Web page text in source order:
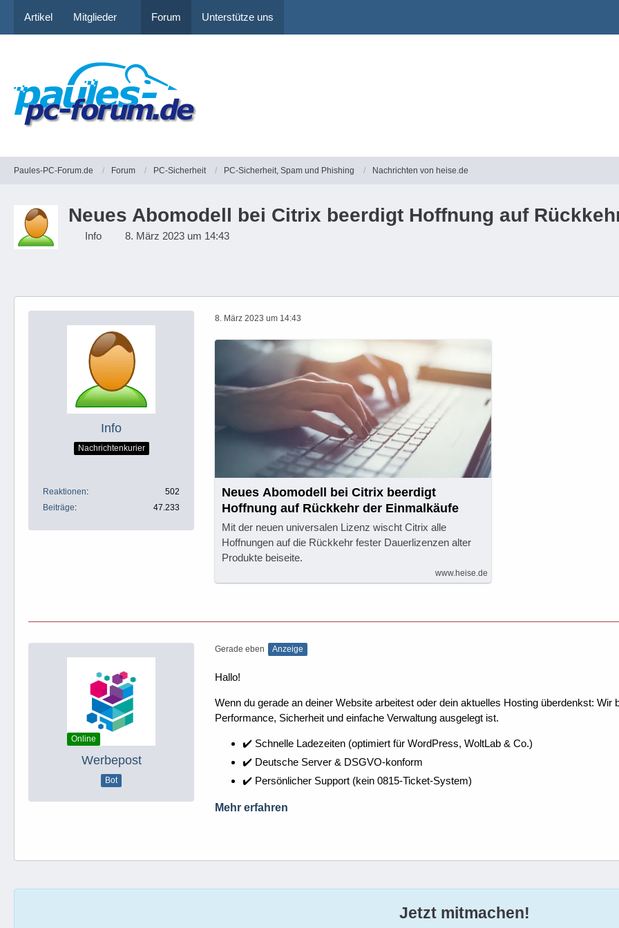
Artikel Mitglieder Forum Unterstütze uns
Paules-PC-Forum.de Forum PC-Sicherheit PC-Sicherheit, Spam und Phishing Nachrichten von heise.de
Neues Abomodell bei Citrix beerdigt Hoffnung auf
Info 8. März 2023 um 14:43
Info
Nachrichtenkurier
Reaktionen
502
Beiträge
47.233
8. März 2023 um 14:43
Neues Abomodell bei Citrix beerdigt
Hoffnung auf Rückkehr der Einmalkäufe
Mit der neuen universalen Lizenz wischt Citrix alle
Hoffnungen auf die Rückkehr fester Dauerlizenzen alter
Produkte beiseite.
www.heise.de
Online
Werbepost
Bot
Gerade eben Anzeige
Hallo!
Wenn du gerade an deiner Website arbeitest oder dein aktuelles Hosting überdenkst:
Performance, Sicherheit und einfache Verwaltung ausgelegt ist.
✔️ Schnelle Ladezeiten (optimiert für WordPress, WoltLab & Co.)
✔️ Deutsche Server & DSGVO-konform
✔️ Persönlicher Support (kein 0815-Ticket-System)
Mehr erfahren
Jetzt mitmachen!